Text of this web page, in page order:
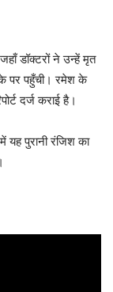
डॉक्टरों ने उन्हें मृत
पर पहुँची। रमेश के
दर्ज कराई है।
यह पुरानी रंजिश का